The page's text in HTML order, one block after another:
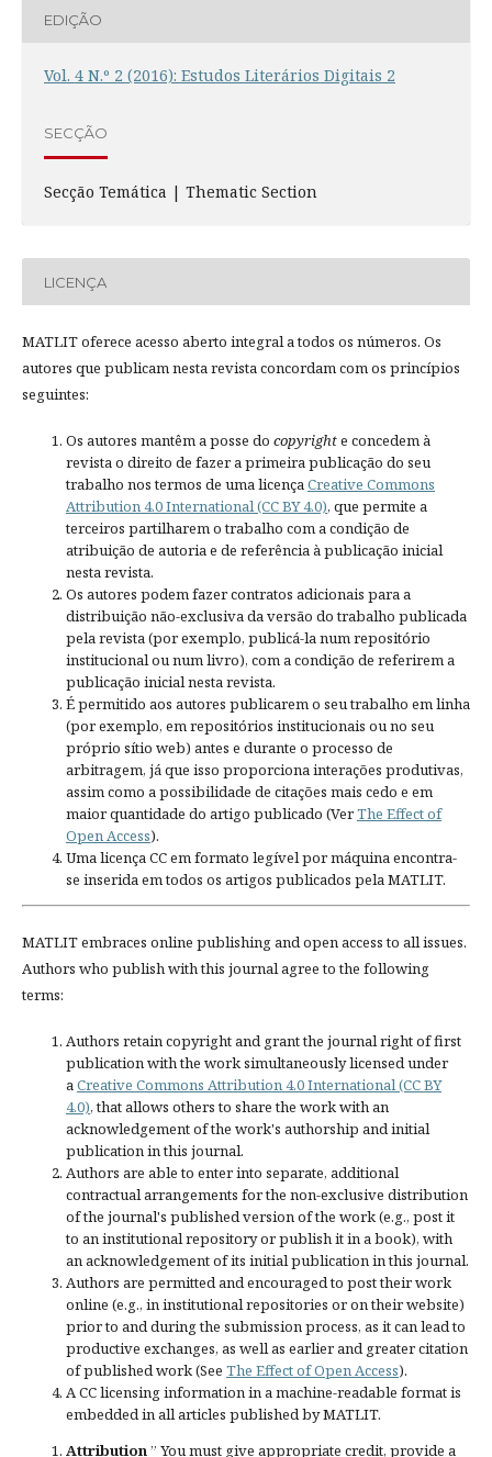
EDIÇÃO
Vol. 4 N.º 2 (2016): Estudos Literários Digitais 2
SECÇÃO
Secção Temática | Thematic Section
LICENÇA
MATLIT oferece acesso aberto integral a todos os números. Os
autores que publicam nesta revista concordam com os princípios
seguintes:
Os autores mantêm a posse do copyrighte concedem à
revista o direito de fazer a primeira publicação do seu
trabalho nos termos de uma licença Creative Commons
Attribution 4.0 International (CC BY 4.0), que permite a
terceiros partilharem o trabalho com a condição de
atribuição de autoria e de referência à publicação inicial
nesta revista.
Os autores podem fazer contratos adicionais para a
distribuição não-exclusiva da versão do trabalho publicada
pela revista (por exemplo, publicá-la num repositório
institucional ou num livro), com a condição de referirem a
publicação inicial nesta revista.
É permitido aos autores publicarem o seu trabalho em linha
(por exemplo, em repositórios institucionais ou no seu
próprio sítio web) antes e durante o processo de
arbitragem, já que isso proporciona interações produtivas,
assim como a possibilidade de citações mais cedo e em
maior quantidade do artigo publicado (VerThe Effect of
Open Access).
Uma licença CC em formato legível por máquina encontra-
se inserida em todos os artigos publicados pela MATLIT.
MATLIT embraces online publishing and open access to all issues.
Authors who publish with this journal agree to the following
terms:
Authors retain copyright and grant the journal right of first
publication with the work simultaneously licensed under
a Creative Commons Attribution 4.0 International (CC BY
4.0), that allows others to share the work with an
acknowledgement of the work's authorship and initial
publication in this journal.
Authors are able to enter into separate, additional
contractual arrangements for the non-exclusive distribution
of the journal's published version of the work (e.g., post it
to an institutional repository or publish it in a book), with
an acknowledgement of its initial publication in this journal.
Authors are permitted and encouraged to post their work
online (e.g., in institutional repositories or on their website)
prior to and during the submission process, as it can lead to
productive exchanges, as well as earlier and greater citation
of published work (See The Effect of Open Access).
A CC licensing information in a machine-readable format is
embedded in all articles published by MATLIT.
Attribution ” You must give appropriate credit, provide a